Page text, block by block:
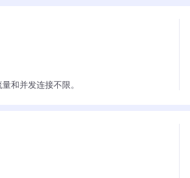
和并发连接不限。